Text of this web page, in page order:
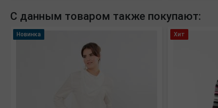
С данным товаром также покупают:
Новинка Хит